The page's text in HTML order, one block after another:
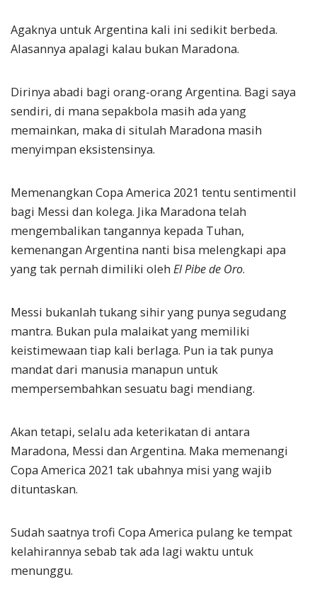
Agaknya untuk Argentina kali ini sedikit berbeda.
Alasannya apalagi kalau bukan Maradona.
Dirinya abadi bagi orang-orang Argentina. Bagi saya
sendiri, di mana sepakbola masih ada yang
memainkan, maka di situlah Maradona masih
menyimpan eksistensinya.
Memenangkan Copa America 2021 tentu sentimentil
bagi Messi dan kolega. Jika Maradona telah
mengembalikan tangannya kepada Tuhan,
kemenangan Argentina nanti bisa melengkapi apa
yang tak pernah dimiliki oleh El Pibe de Oro.
Messi bukanlah tukang sihir yang punya segudang
mantra. Bukan pula malaikat yang memiliki
keistimewaan tiap kali berlaga. Pun ia tak punya
mandat dari manusia manapun untuk
mempersembahkan sesuatu bagi mendiang.
Akan tetapi, selalu ada keterikatan di antara
Maradona, Messi dan Argentina. Maka memenangi
Copa America 2021 tak ubahnya misi yang wajib
dituntaskan.
Sudah saatnya trofi Copa America pulang ke tempat
kelahirannya sebab tak ada lagi waktu untuk
menunggu.